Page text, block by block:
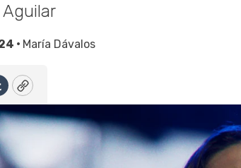
• María Dávalos
Copy